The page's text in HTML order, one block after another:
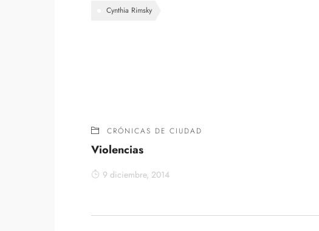
Cynthia Rimsky
CRÓNICAS DE CIUDAD
Violencias
9 diciembre, 2014